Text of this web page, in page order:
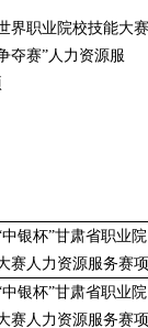
界职业院校技能大赛
夺赛”人力资源服
中银杯”甘肃省职业院
赛人力资源服务赛项
中银杯”甘肃省职业院
赛人力资源服务赛项